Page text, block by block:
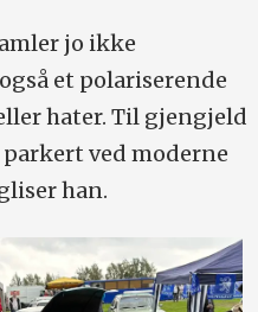
jo ikke
et polariserende
hater. Til gjengjeld
ved moderne
han.